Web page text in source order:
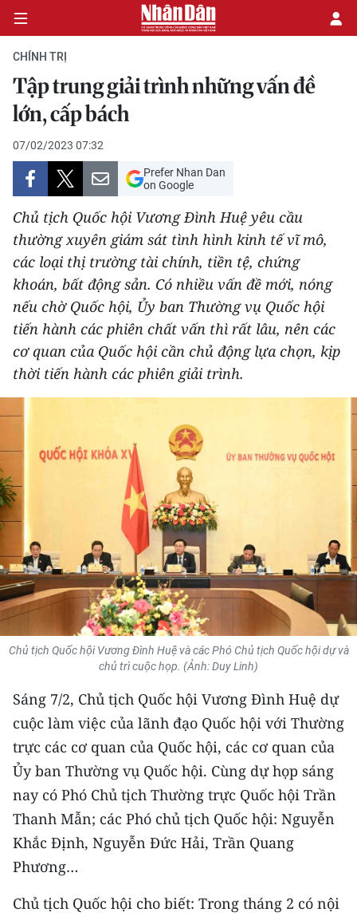
CHÍNH TRỊ
KINH TẾ
VĂN HÓA
XÃ HỘI
PHÁP LUẬT
DU LỊCH
THẾ GIỚI
THỂ THAO
GIÁO DỤC
Y TẾ
KHOA HỌC - CÔNG NGHỆ
BẠN ĐỌC
KIỂM CHỨNG THÔNG TIN
TRI THỨC CHUYÊN SÂU
CHƯƠNG TRÌNH OCOP - MỖI XÃ
MỘT SẢN PHẨM
RADIO
MEDIA CENTER
E-Magazine
Video
CHÍNH TRỊ
Tập trung giải trình những vấn đề
lớn, cấp bách
07/02/2023 07:32
Prefer Nhan Dan
on Google
Chủ tịch Quốc hội Vương Đình Huệ yêu cầu
thường xuyên giám sát tình hình kinh tế vĩ mô,
các loại thị trường tài chính, tiền tệ, chứng
khoán, bất động sản. Có nhiều vấn đề mới, nóng
nếu chờ Quốc hội, Ủy ban Thường vụ Quốc hội
tiến hành các phiên chất vấn thì rất lâu, nên các
cơ quan của Quốc hội cần chủ động lựa chọn, kịp
thời tiến hành các phiên giải trình.
Chủ tịch Quốc hội Vương Đình Huệ và các Phó Chủ tịch Quốc hội dự và
chủ trì cuộc họp. (Ảnh: Duy Linh)
Sáng 7/2, Chủ tịch Quốc hội Vương Đình Huệ dự
cuộc làm việc của lãnh đạo Quốc hội với Thường
trực các cơ quan của Quốc hội, các cơ quan của
Ủy ban Thường vụ Quốc hội. Cùng dự họp sáng
nay có Phó Chủ tịch Thường trực Quốc hội Trần
Thanh Mẫn; các Phó chủ tịch Quốc hội: Nguyễn
Khắc Định, Nguyễn Đức Hải, Trần Quang
Phương…
Chủ tịch Quốc hội cho biết: Trong tháng 2 có nội